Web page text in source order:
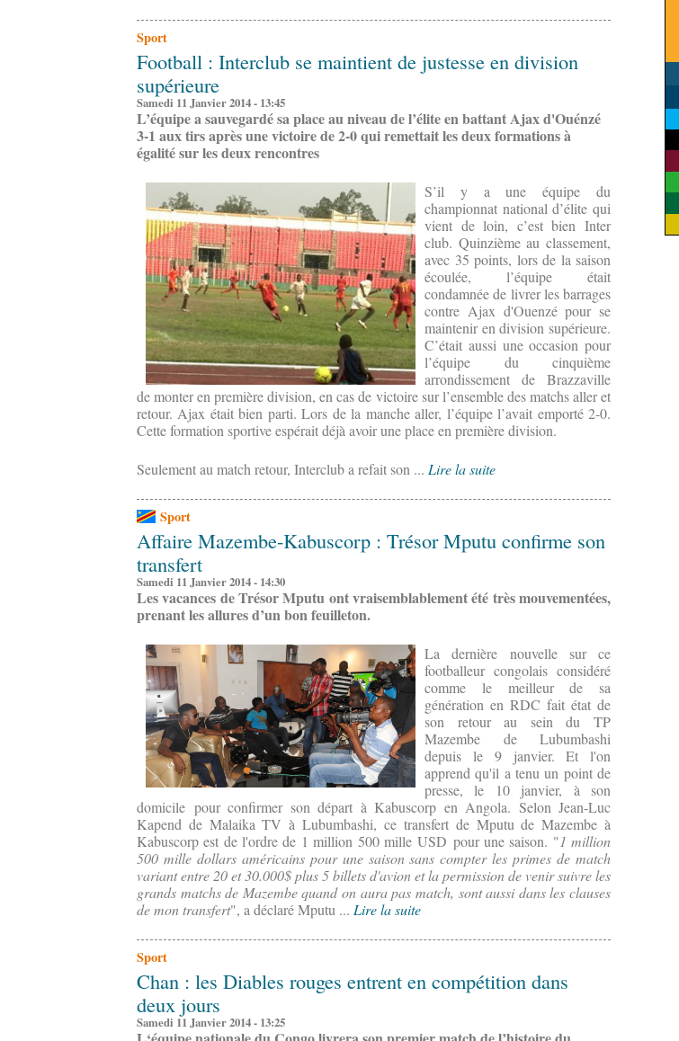
Sport
Football : Interclub se maintient de justesse en division
supérieure
Samedi 11 Janvier 2014 - 13:45
L’équipe a sauvegardé sa place au niveau de l’élite en battant Ajax d'Ouénzé
3-1 aux tirs après une victoire de 2-0 qui remettait les deux formations à
égalité sur les deux rencontres
S’il y a une équipe du
championnat national d’élite qui
vient de loin, c’est bien Inter
club. Quinzième au classement,
avec 35 points, lors de la saison
écoulée, l’équipe était
condamnée de livrer les barrages
contre Ajax d'Ouenzé pour se
maintenir en division supérieure.
C’était aussi une occasion pour
l’équipe du cinquième
arrondissement de Brazzaville
de monter en première division, en cas de victoire sur l’ensemble des matchs aller et
retour. Ajax était bien parti. Lors de la manche aller, l’équipe l’avait emporté 2-0.
Cette formation sportive espérait déjà avoir une place en première division.
Seulement au match retour, Interclub a refait son ... Lire la suite
Sport
Affaire Mazembe-Kabuscorp : Trésor Mputu confirme son
transfert
Samedi 11 Janvier 2014 - 14:30
Les vacances de Trésor Mputu ont vraisemblablement été très mouvementées,
prenant les allures d’un bon feuilleton.
La dernière nouvelle sur ce
footballeur congolais considéré
comme le meilleur de sa
génération en RDC fait état de
son retour au sein du TP
Mazembe de Lubumbashi
depuis le 9 janvier. Et l'on
apprend qu'il a tenu un point de
presse, le 10 janvier, à son
domicile pour confirmer son départ à Kabuscorp en Angola. Selon Jean-Luc
Kapend de Malaika TV à Lubumbashi, ce transfert de Mputu de Mazembe à
Kabuscorp est de l'ordre de 1 million 500 mille USD pour une saison. "1 million
500 mille dollars américains pour une saison sans compter les primes de match
variant entre 20 et 30.000$ plus 5 billets d'avion et la permission de venir suivre les
grands matchs de Mazembe quand on aura pas match, sont aussi dans les clauses
de mon transfert", a déclaré Mputu ... Lire la suite
Sport
Chan : les Diables rouges entrent en compétition dans
deux jours
Samedi 11 Janvier 2014 - 13:25